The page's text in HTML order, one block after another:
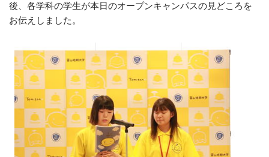
後、各学科の学生が本日のオープンキャンパスの見どころを
お伝えしました。